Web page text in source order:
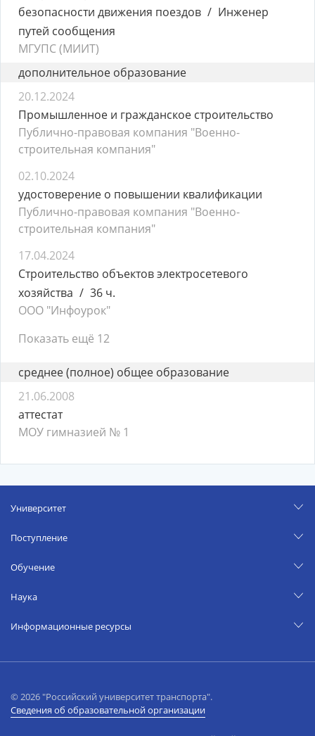
безопасности движения поездов
Инженер
путей сообщения
МГУПС (МИИТ)
дополнительное образование
20.12.2024
Промышленное и гражданское строительство
Публично-правовая компания "Военно-
строительная компания"
02.10.2024
удостоверение о повышении квалификации
Публично-правовая компания "Военно-
строительная компания"
17.04.2024
Строительство объектов электросетевого
хозяйства
36 ч.
ООО "Инфоурок"
Показать ещё 12
среднее (полное) общее образование
21.06.2008
аттестат
МОУ гимназией № 1
Университет
Поступление
Обучение
Наука
Информационные ресурсы
© 2026 "Российский университет транспорта".
Сведения об образовательной организации